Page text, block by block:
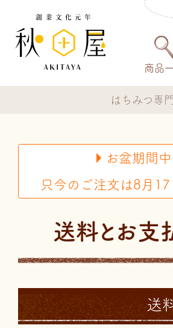
商品
はちみつ専
お盆期間
只今のご注文は8月
送料とお支
送